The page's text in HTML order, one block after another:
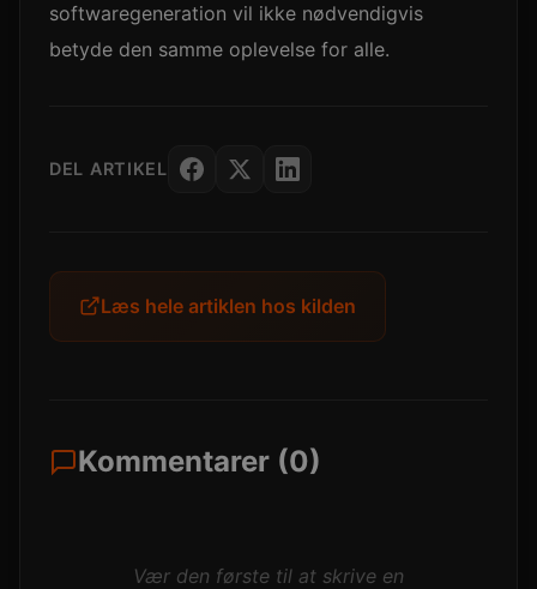
softwaregeneration vil ikke nødvendigvis
betyde den samme oplevelse for alle.
DEL ARTIKEL
Læs hele artiklen hos kilden
Kommentarer (0)
Vær den første til at skrive en